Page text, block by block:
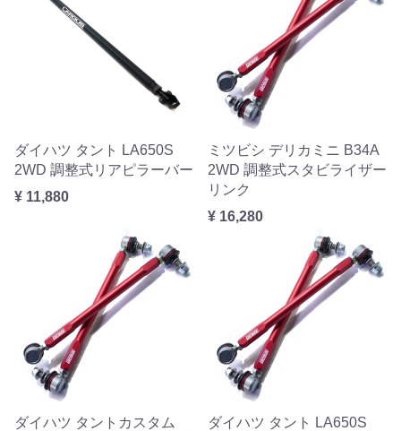
ダイハツ タント LA650S
2WD 調整式リアピラーバー
¥ 11,880
ミツビシ デリカミニ B34A
2WD 調整式スタビライザー
リンク
¥ 16,280
ダイハツ タントカスタム
ダイハツ タント LA650S